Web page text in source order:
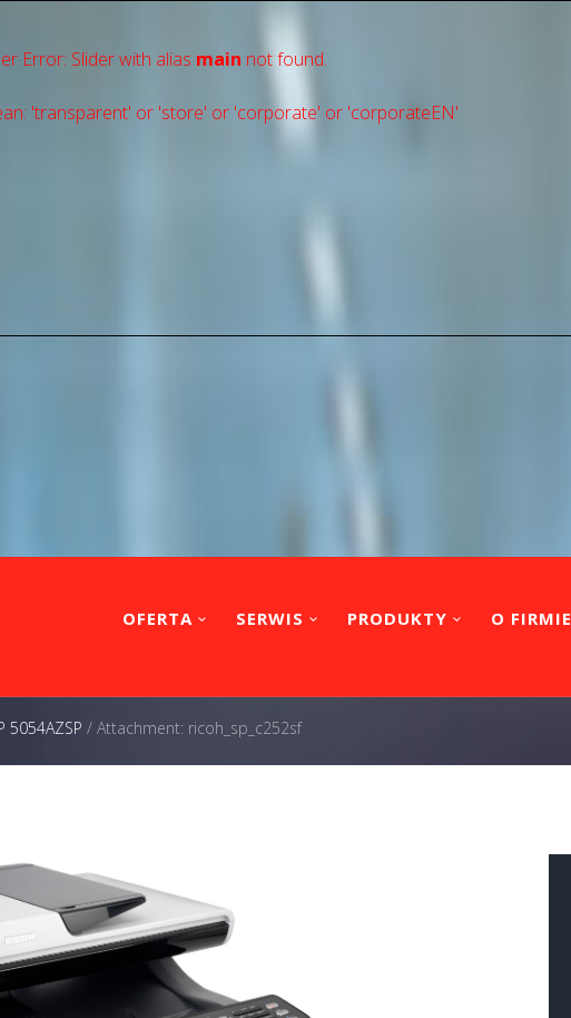
Error: Slider with alias main not found.
'transparent' or 'store' or 'сorporate' or 'corporateEN'
OFERTA SERWIS PRODUKTY O FIRMIE
5054AZSP / Attachment: ricoh_sp_c252sf